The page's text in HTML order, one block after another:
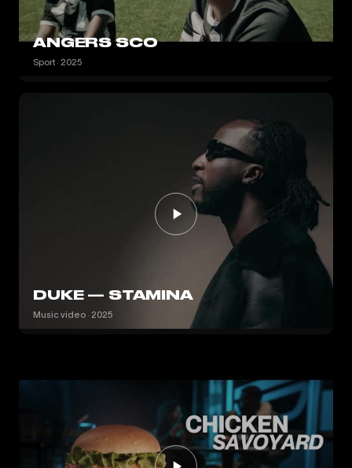
ANGERS SCO
Sport · 2025
DUKE — STAMINA
Music video · 2025